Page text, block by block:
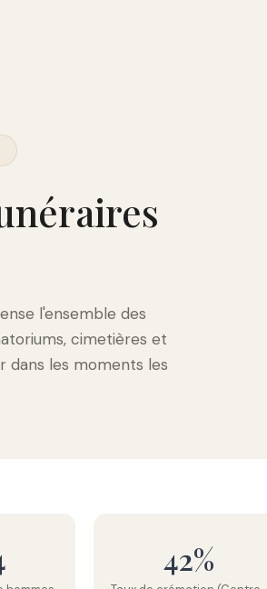
l'ensemble des
cimetières et
dans les moments les
42%